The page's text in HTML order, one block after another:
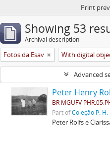
Print
Showing 53
Archival description
Fotos da Esav With digital
Advanced
Peter Henry
BR MGUFV
Part ofColeção P. H.
Peter Rolfs e